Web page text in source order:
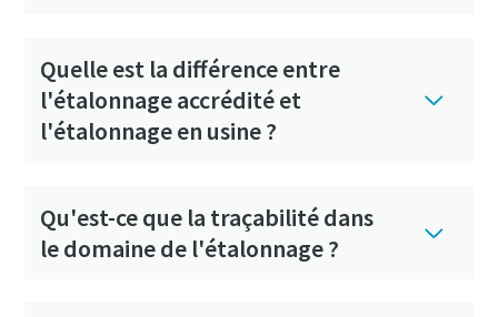
Quelle est la différence entre
l'étalonnage accrédité et
l'étalonnage en usine ?
Qu'est-ce que la traçabilité dans
le domaine de l'étalonnage ?